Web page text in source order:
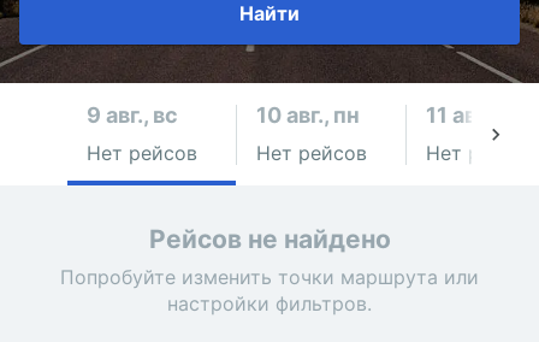
Найти
9 авг., вс
Нет рейсов
10 авг., пн
Нет рейсов
11 авг., вт
Нет рейсов
Рейсов не найдено
Попробуйте изменить точки маршрута или
настройки фильтров.